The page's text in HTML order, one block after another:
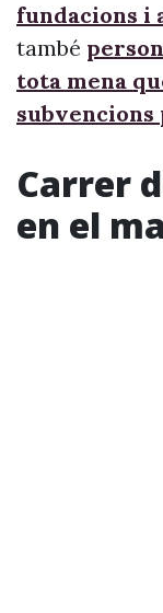
fundacions i
també
tota mena
subvencions
Carrer
en el